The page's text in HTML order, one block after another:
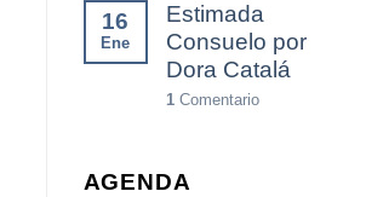
16
Ene
Estimada
Consuelo por
Dora Catalá
1Comentario
AGENDA